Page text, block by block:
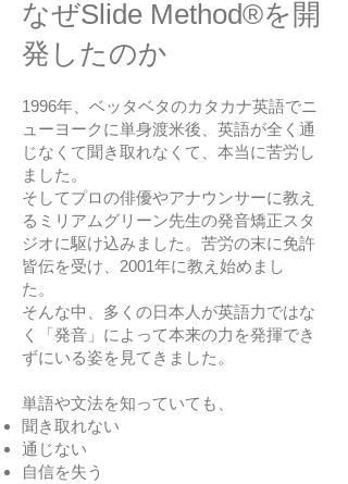
なぜSlide Method®を開
発したのか
​1996年、ベッタベタのカタカナ英語でニ
ューヨークに単身渡米後、英語が全く通
じなくて聞き取れなくて、本当に苦労し
ました。
そしてプロの俳優やアナウンサーに教え
るミリアムグリーン先生の発音矯正スタ
ジオに駆け込みました。苦労の末に免許
皆伝を受け、2001年に教え始めまし
た。
そんな中、多くの日本人が英語力ではな
く「発音」によって本来の力を発揮でき
ずにいる姿を見てきました。
単語や文法を知っていても、
聞き取れない
通じない
自信を失う